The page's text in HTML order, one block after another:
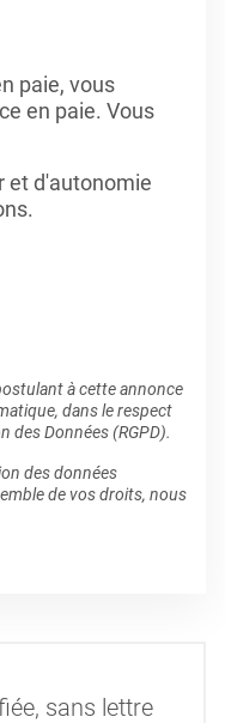
paie, vous
en paie. Vous
et d'autonomie
à cette annonce
dans le respect
des Données (RGPD).
des données
de vos droits, nous
sans lettre